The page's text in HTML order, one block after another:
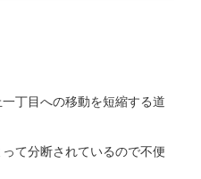
丁目への移動を短縮する道
て分断されているので不便